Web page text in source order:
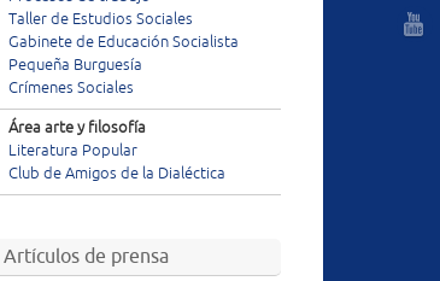
Taller de Estudios Sociales
Gabinete de Educación Socialista
Pequeña Burguesía
Crímenes Sociales
Área arte y filosofía
Literatura Popular
Club de Amigos de la Dialéctica
Artículos de prensa